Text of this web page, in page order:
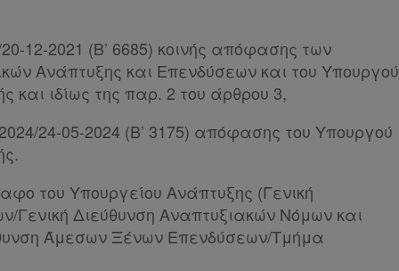
12-2021 (Β’ 6685) κοινής απόφασης των
Ανάπτυξης και Επενδύσεων και του Υπουργού
και ιδίως της παρ. 2 του άρθρου 3,
24-05-2024 (Β’ 3175) απόφασης του Υπουργού
του Υπουργείου Ανάπτυξης (Γενική
Γενική Διεύθυνση Αναπτυξιακών Νόμων και
Άμεσων Ξένων Επενδύσεων/Τμήμα